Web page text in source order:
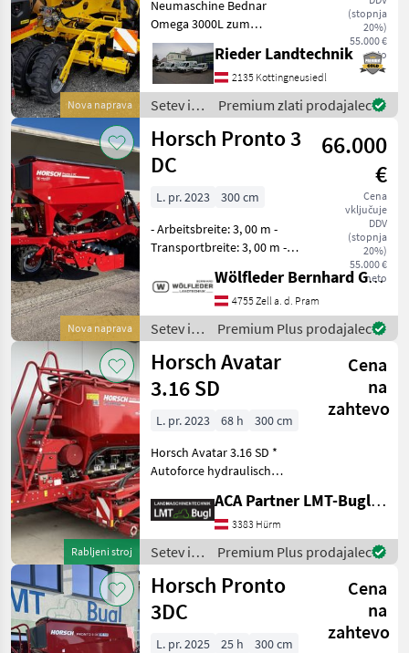
Nova naprava
(stopnja
20%)
55.000 €
neto
Neumaschine Bednar
Omega 3000L zum
Aktionspreis !!!
Maschinenkonfiguration: -
2800L Tank -Reihenabstand
16, 7 cm -Andruckrollen
330x50mm -
Saatflusskontrolle -
Rieder Landtechnik
2135 Kottingneusiedl
Setev in
nega /
Bednar
Premium zlati prodajalec
Nova naprava
Horsch Pronto 3
DC
66.000
€
Cena
vključuje
DDV
(stopnja
20%)
55.000 €
neto
L. pr. 2023
300 cm
- Arbeitsbreite: 3, 00 m -
Transportbreite: 3, 00 m -
Länge: 6, 50 m -
Saattankinhalt: 2800 l -
Einfüllöffnung Einzeltank: 0,
80 x 2, 25 m - Einfü
Wölfleder Bernhard GmbH
4755 Zell a. d. Pram
Setev in
nega /
Horsch
Premium Plus prodajalec
Rabljeni stroj
Horsch Avatar
3.16 SD
Cena
na
zahtevo
L. pr. 2023 68 h
300 cm
Horsch Avatar 3.16 SD *
Autoforce hydraulisch
Tripletank mit 3-
Dosierrotoren *
Saatflusssensoren *
Druckluftgebremste Achse
40km/h * Ein
ACA Partner LMT-Bugl GmbH
3383 Hürm
Setev in
nega /
Horsch
Premium Plus prodajalec
Horsch Pronto
3DC
Cena
na
zahtevo
L. pr. 2025 25 h
300 cm